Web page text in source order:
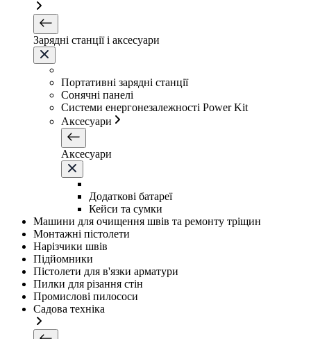
Зарядні станції і аксесуари
Портативні зарядні станції
Сонячні панелі
Системи енергонезалежності Power Kit
Аксесуари
Аксесуари
Додаткові батареї
Кейси та сумки
Машини для очищення швів та ремонту тріщин
Монтажні пістолети
Нарізчики швів
Підйомники
Пістолети для в'язки арматури
Пилки для різання стін
Промислові пилососи
Садова техніка